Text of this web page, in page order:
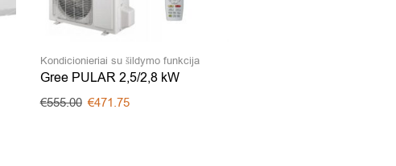
Kondicionieriai su šildymo funkcija
Gree PULAR 2,5/2,8 kW
€555.00 €471.75